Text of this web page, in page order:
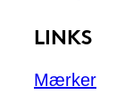
LINKS
Mærker